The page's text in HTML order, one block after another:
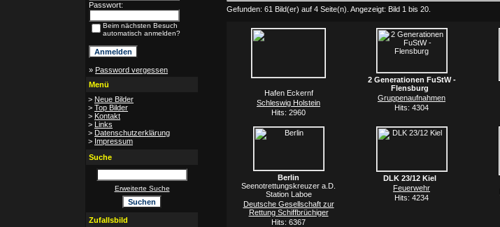
Passwort:
Beim nächsten Besuch
automatisch anmelden?
» Password vergessen
Menü
> Neue Bilder
> Top Bilder
> Kontakt
> Links
> Datenschutzerklärung
> Impressum
Suche
Erweiterte Suche
Zufallsbild
Gefunden: 61 Bild(er) auf 4 Seite(n). Angezeigt: Bild 1 bis 20.
Hafen Eckernf
Schleswig Holstein
Hits: 2960
2 Generationen FuStW -
Flensburg
Gruppenaufnahmen
Hits: 4304
Berlin
Seenotrettungskreuzer a.D.
Station Laboe
Deutsche Gesellschaft zur
Rettung Schiffbrüchiger
Hits: 6367
DLK 23/12 Kiel
Feuerwehr
Hits: 4234